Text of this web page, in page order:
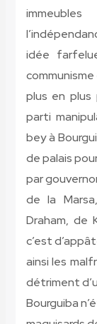
idée
plus en plus
parti
bey à
de palais
par
de la
Draham, de
c’est
ainsi les
détriment
Bourguiba